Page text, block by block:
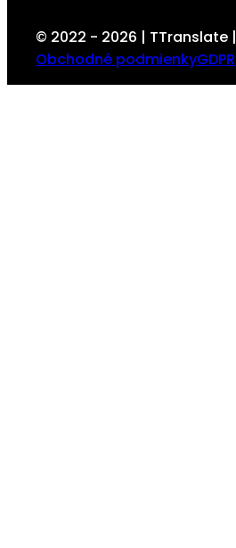
© 2022 - 2026 |
Obchodné podmienkyGDPR